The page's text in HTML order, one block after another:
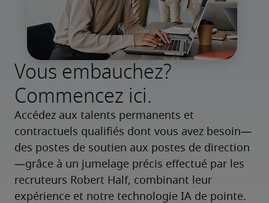
Vous embauchez?
Commencez ici.
Accédez aux talents permanents et
contractuels qualifiés dont vous avez besoin—
des postes de soutien aux postes de direction
—grâce à un jumelage précis effectué par les
recruteurs Robert Half, combinant leur
expérience et notre technologie IA de pointe.